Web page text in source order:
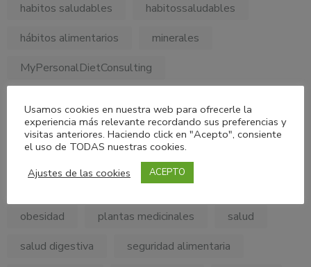
habitos saludables
habitossaludables
hábitos alimentarios
minerales
MyPersonalDietConsulting
Nutricionholistica
Nutrición Clínica
nutrición saludable
obesidad
plantas medicinales
salud
salud digestiva
seguridad alimentaria
Usamos cookies en nuestra web para ofrecerle la
experiencia más relevante recordando sus preferencias y
visitas anteriores. Haciendo click en "Acepto", consiente
el uso de TODAS nuestras cookies.
Ajustes de las cookies
ACEPTO